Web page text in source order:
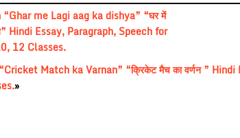
me Lagi aag ka dishya” “घर में
Hindi Essay, Paragraph, Speech for
12 Classes.
Match ka Varnan” “क्रिकेट मैच का वर्णन ”
»